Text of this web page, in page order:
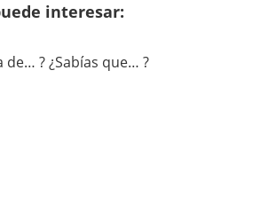
interesar:
de… ? ¿Sabías que… ?